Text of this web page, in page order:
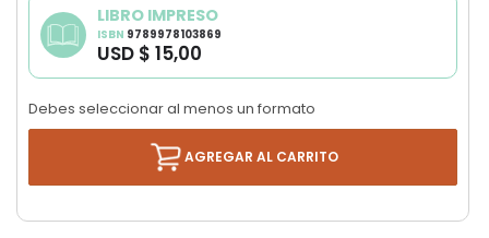
LIBRO IMPRESO
ISBN 9789978103869
USD $ 15,00
Debes seleccionar al menos un formato
AGREGAR AL CARRITO